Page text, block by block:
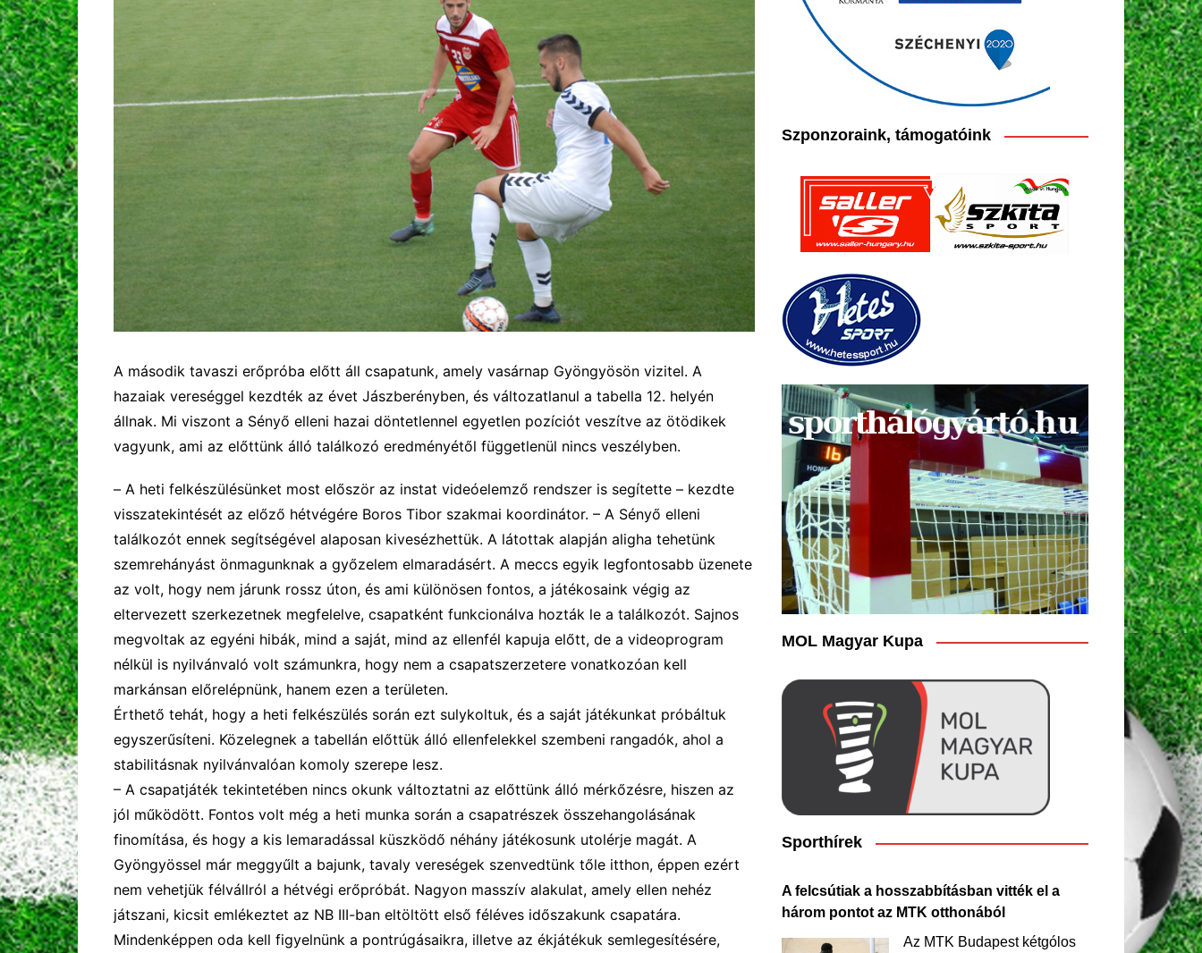
2025
A második tavaszi erőpróba előtt áll csapatunk, amely vasárnap Gyöngyösön vizitel. A
hazaiak vereséggel kezdték az évet Jászberényben, és változatlanul a tabella 12. helyén
állnak. Mi viszont a Sényő elleni hazai döntetlennel egyetlen pozíciót veszítve az ötödikek
vagyunk, ami az előttünk álló találkozó eredményétől függetlenül nincs veszélyben.
– A heti felkészülésünket most először az instat videóelemző rendszer is segítette – kezdte
visszatekintését az előző hétvégére Boros Tibor szakmai koordinátor. – A Sényő elleni
találkozót ennek segítségével alaposan kivesézhettük. A látottak alapján aligha tehetünk
szemrehányást önmagunknak a győzelem elmaradásért. A meccs egyik legfontosabb üzenete
az volt, hogy nem járunk rossz úton, és ami különösen fontos, a játékosaink végig az
eltervezett szerkezetnek megfelelve, csapatként funkcionálva hozták le a találkozót. Sajnos
megvoltak az egyéni hibák, mind a saját, mind az ellenfél kapuja előtt, de a videoprogram
nélkül is nyilvánvaló volt számunkra, hogy nem a csapatszerzetere vonatkozóan kell
markánsan előrelépnünk, hanem ezen a területen.
Érthető tehát, hogy a heti felkészülés során ezt sulykoltuk, és a saját játékunkat próbáltuk
egyszerűsíteni. Közelegnek a tabellán előttük álló ellenfelekkel szembeni rangadók, ahol a
stabilitásnak nyilvánvalóan komoly szerepe lesz.
– A csapatjáték tekintetében nincs okunk változtatni az előttünk álló mérkőzésre, hiszen az
jól működött. Fontos volt még a heti munka során a csapatrészek összehangolásának
finomítása, és hogy a kis lemaradással küszködő néhány játékosunk utolérje magát. A
Gyöngyössel már meggyűlt a bajunk, tavaly vereségek szenvedtünk tőle itthon, éppen ezért
nem vehetjük félvállról a hétvégi erőpróbát. Nagyon masszív alakulat, amely ellen nehéz
játszani, kicsit emlékeztet az NB III-ban eltöltött első féléves időszakunk csapatára.
Mindenképpen oda kell figyelnünk a pontrúgásaikra, illetve az ékjátékuk semlegesítésére,
Szponzoraink, támogatóink
MOL Magyar Kupa
Sporthírek
A felcsútiak a hosszabbításban vitték el a
három pontot az MTK otthonából
Az MTK Budapest kétgólos